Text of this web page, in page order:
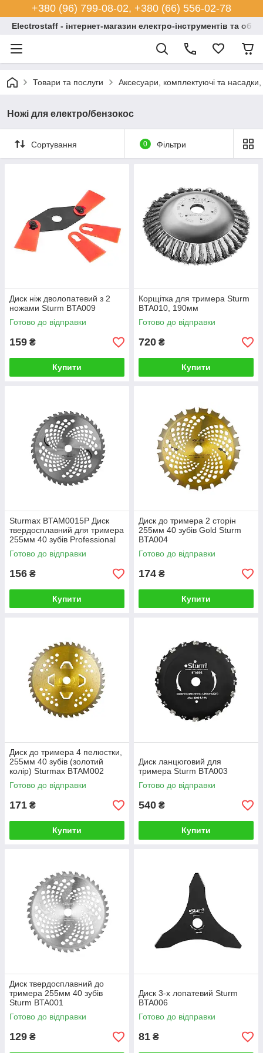
+380 (96) 799-08-02, +380 (66) 556-02-78
Electrostaff - інтернет-магазин електро-інструментів та
Товари та послуги Аксесуари, комплектуючі та
Ножі для електро/бензокос
Сортування 0 Фільтри
Диск ніж дволопатевий з 2
ножами Sturm BTA009
Готово до відправки
159 ₴
Купити
Корщітка для тримера Sturm
BTA010, 190мм
Готово до відправки
720 ₴
Купити
Sturmax BTAM0015P Диск
твердосплавний для тримера
255мм 40 зубів Professional
Готово до відправки
156 ₴
Купити
Диск до тримера 2 сторін
255мм 40 зубів Gold Sturm
BTA004
Готово до відправки
174 ₴
Купити
Диск до тримера 4 пелюстки,
255мм 40 зубів (золотий
колір) Sturmax BTAM002
Готово до відправки
171 ₴
Купити
Диск ланцюговий для
тримера Sturm BTA003
Готово до відправки
540 ₴
Купити
Диск твердосплавний до
тримера 255мм 40 зубів
Sturm BTA001
Готово до відправки
129 ₴
Диск 3-х лопатевий Sturm
BTA006
Готово до відправки
81 ₴